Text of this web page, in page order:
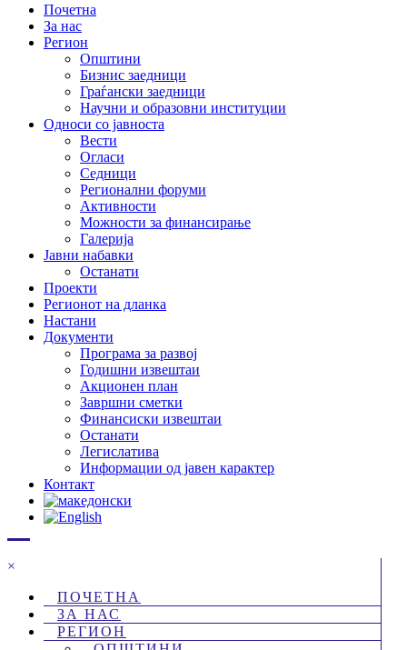
Почетна
За нас
Регион
Општини
Бизнис заедници
Граѓански заедници
Научни и образовни институции
Односи со јавноста
Вести
Огласи
Седници
Регионални форуми
Активности
Можности за финансирање
Галерија
Јавни набавки
Останати
Проекти
Регионот на дланка
Настани
Документи
Програма за развој
Годишни извештаи
Акционен план
Завршни сметки
Финансиски извештаи
Останати
Легислатива
Информации од јавен карактер
Контакт
×
ПОЧЕТНА
ЗА НАС
РЕГИОН